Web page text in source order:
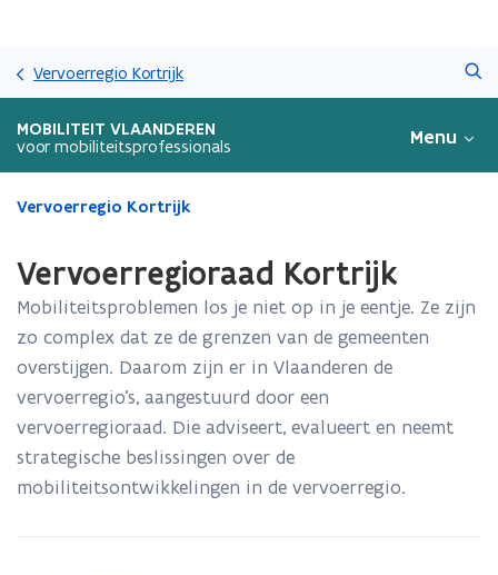
Vervoerregio Kortrijk
MOBILITEIT VLAANDEREN
voor mobiliteitsprofessionals Menu
Gedaan
bevindt
op:
Vervoerregioraad
Kortrijk
Vervoerregio Kortrijk
Vervoerregioraad Kortrijk
Mobiliteitsproblemen los je niet op in je eentje. Ze zijn
zo complex dat ze de grenzen van de gemeenten
overstijgen. Daarom zijn er in Vlaanderen de
vervoerregio’s, aangestuurd door een
vervoerregioraad. Die adviseert, evalueert en neemt
strategische beslissingen over de
mobiliteitsontwikkelingen in de vervoerregio.